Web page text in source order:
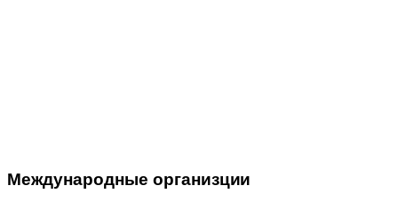
Международные организции